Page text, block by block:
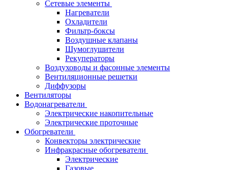
Сетевые элементы
Нагреватели
Охладители
Фильтр-боксы
Воздушные клапаны
Шумоглушители
Рекуператоры
Воздуховоды и фасонные элементы
Вентиляционные решетки
Диффузоры
Вентиляторы
Водонагреватели
Электрические накопительные
Электрические проточные
Обогреватели
Конвекторы электрические
Инфракрасные обогреватели
Электрические
Газовые